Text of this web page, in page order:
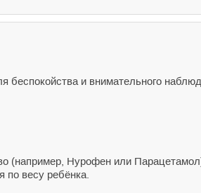
и внимательного
(например, Нурофен или
по весу ребёнка.